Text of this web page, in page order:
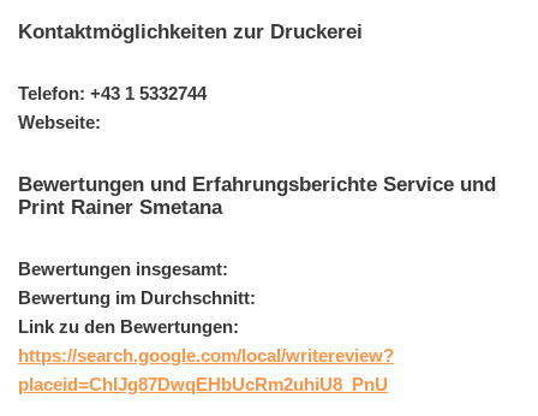
Kontaktmöglichkeiten zur Druckerei
Telefon: +43 1 5332744
Webseite:
Bewertungen und Erfahrungsberichte Service und
Print Rainer Smetana
Bewertungen insgesamt:
Bewertung im Durchschnitt:
Link zu den Bewertungen:
https://search.google.com/local/writereview?
placeid=ChIJg87DwqEHbUcRm2uhiU8_PnU